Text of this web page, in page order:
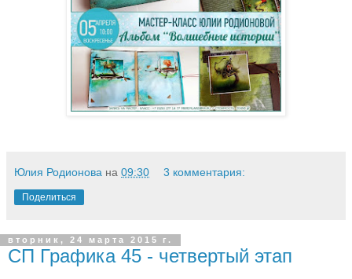
Юлия Родионова на 09:30 3 комментария:
Поделиться
вторник, 24 марта 2015 г.
СП Графика 45 - четвертый этап